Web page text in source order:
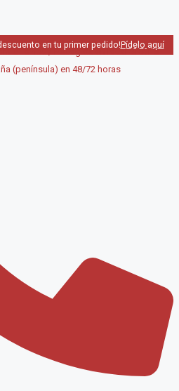
en tu primer pedido!Pídelo aquí
(península) en 48/72 horas
40€ / Recogida en local GRATIS